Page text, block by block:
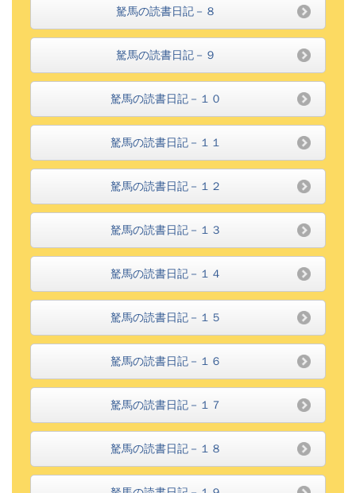
駑馬の読書日記－８
駑馬の読書日記－９
駑馬の読書日記－１０
駑馬の読書日記－１１
駑馬の読書日記－１２
駑馬の読書日記－１３
駑馬の読書日記－１４
駑馬の読書日記－１５
駑馬の読書日記－１６
駑馬の読書日記－１７
駑馬の読書日記－１８